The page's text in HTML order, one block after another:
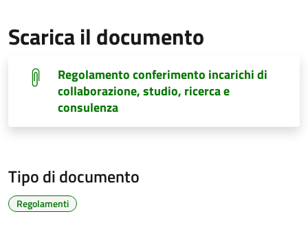
Scarica il documento
Regolamento conferimento incarichi di
collaborazione, studio, ricerca e
consulenza
Tipo di documento
Regolamenti